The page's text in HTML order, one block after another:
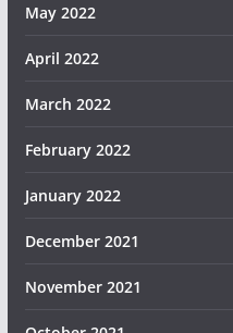
May 2022
April 2022
March 2022
February 2022
January 2022
December 2021
November 2021